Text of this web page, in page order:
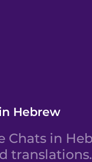
Hebrew
in
translations.